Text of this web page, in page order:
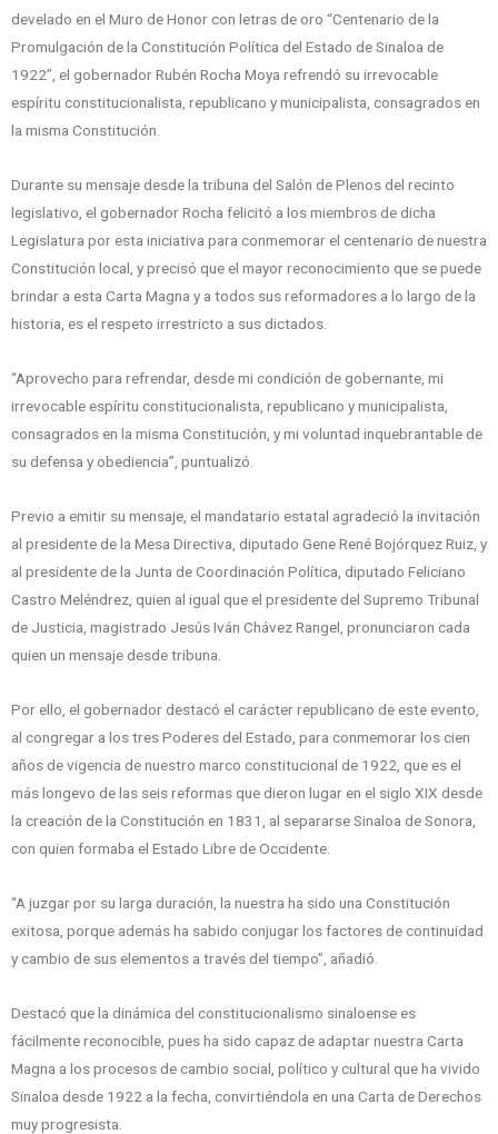
develado en el Muro de Honor con letras de oro “Centenario de la
Promulgación de la Constitución Política del Estado de Sinaloa de
1922”, el gobernador Rubén Rocha Moya refrendó su irrevocable
espíritu constitucionalista, republicano y municipalista, consagrados en
la misma Constitución.
Durante su mensaje desde la tribuna del Salón de Plenos del recinto
legislativo, el gobernador Rocha felicitó a los miembros de dicha
Legislatura por esta iniciativa para conmemorar el centenario de nuestra
Constitución local, y precisó que el mayor reconocimiento que se puede
brindar a esta Carta Magna y a todos sus reformadores a lo largo de la
historia, es el respeto irrestricto a sus dictados.
“Aprovecho para refrendar, desde mi condición de gobernante, mi
irrevocable espíritu constitucionalista, republicano y municipalista,
consagrados en la misma Constitución, y mi voluntad inquebrantable de
su defensa y obediencia”, puntualizó.
Previo a emitir su mensaje, el mandatario estatal agradeció la invitación
al presidente de la Mesa Directiva, diputado Gene René Bojórquez Ruiz, y
al presidente de la Junta de Coordinación Política, diputado Feliciano
Castro Meléndrez, quien al igual que el presidente del Supremo Tribunal
de Justicia, magistrado Jesús Iván Chávez Rangel, pronunciaron cada
quien un mensaje desde tribuna.
Por ello, el gobernador destacó el carácter republicano de este evento,
al congregar a los tres Poderes del Estado, para conmemorar los cien
años de vigencia de nuestro marco constitucional de 1922, que es el
más longevo de las seis reformas que dieron lugar en el siglo XIX desde
la creación de la Constitución en 1831, al separarse Sinaloa de Sonora,
con quien formaba el Estado Libre de Occidente.
“A juzgar por su larga duración, la nuestra ha sido una Constitución
exitosa, porque además ha sabido conjugar los factores de continuidad
y cambio de sus elementos a través del tiempo”, añadió.
Destacó que la dinámica del constitucionalismo sinaloense es
fácilmente reconocible, pues ha sido capaz de adaptar nuestra Carta
Magna a los procesos de cambio social, político y cultural que ha vivido
Sinaloa desde 1922 a la fecha, convirtiéndola en una Carta de Derechos
muy progresista.